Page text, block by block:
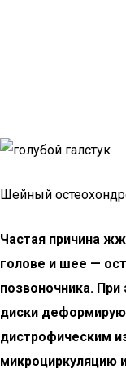
Шейный
Частая причина
голове и шее —
позвоночника.
диски
дистрофическим
микроциркуляцию